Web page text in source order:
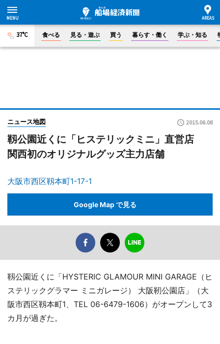
37°C 食べる 見る・遊ぶ 買う 暮らす・働く 学ぶ・知る
ニュース地図 2015.06.08
靱公園近くに「ヒステリックミニ」直営店
関西初のオリジナルグッズ主力店舗
大阪市西区靱本町1-17-1
Google Map で見る
靱公園近くに「HYSTERIC GLAMOUR MINI GARAGE（ヒ
ステリックグラマー ミニガレージ） 大阪靭公園店」（大
阪市西区靱本町1、TEL 06-6479-1606）がオープンして3
カ月が過ぎた。